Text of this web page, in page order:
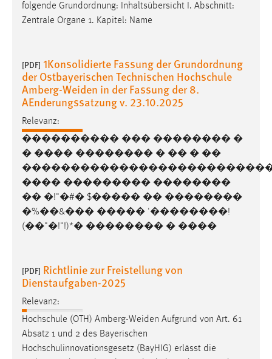
folgende Grundordnung: Inhaltsübersicht I. Abschnitt:
Zentrale Organe 1. Kapitel: Name
[PDF] 1Konsolidierte Fassung der Grundordnung
der Ostbayerischen Technischen Hochschule
Amberg-Weiden in der Fassung der 8.
AEnderungssatzung v. 23.10.2025
Relevanz:
���������� ��� �������� �
� ���� �������� � �� � ��
���� ��������� ��������
�� �!"�#� $����� �� ��������
�%��&��� ����� '��������!
(��"�!"!)*� �������� � ����
[PDF] Richtlinie zur Freistellung von
Dienstaufgaben-2025
Relevanz:
Hochschule (OTH) Amberg-Weiden Aufgrund von Art. 61
Absatz 1 und 2 des Bayerischen
Hochschulinnovationsgesetz (BayHIG) erlässt die
Matomo
Zweck:
Zugriffsstatistik
Cookie Laufzeit:
Max. 13 Monate
MARKETING
Marketing Cookies werden von Drittanbietern
verwendet, um personalisierte Werbung anzuzeigen.
Sie tun dies, indem sie Besucher über Websites
hinweg verfolgen.
Google Ads
Name:
_gcl_au
Anbieter:
Google Ireland Limited